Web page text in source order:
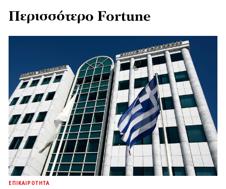
Περισσότερο Fortune
ΕΠΙΚΑΙΡΟΤΗΤΑ